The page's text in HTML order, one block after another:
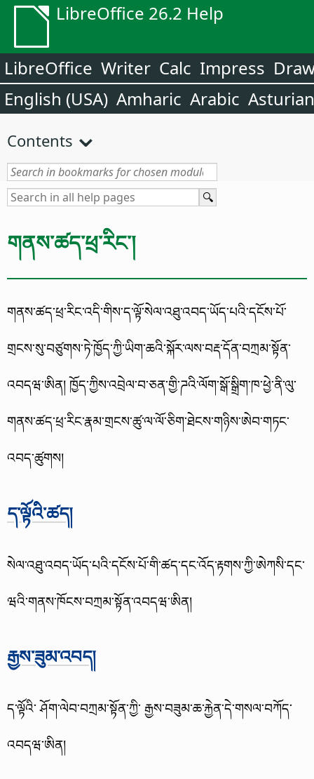
LibreOffice 26.2 Help
LibreOffice Writer Calc Impress
English (USA) Amharic Arabic Asturian
Contents
གནས་ཚད་ཕྲ་རིང་།
གནས་ཚད་ཕྲ་རིང་འདི་གིས་ད་ལྟོ་སེལ་འཐུ་འབད་ཡོད་པའི་དངོས་པོ་
གྲངས་སུ་བཙུགས་ཏེ་ཁྱོད་ཀྱི་ཡིག་ཆའི་སྐོར་ལས་བརྡ་དོན་བཀྲམ་སྟོན་
འབདཝ་ཨིན། ཁྱོད་ཀྱིས་འབྲེལ་བ་ཅན་གྱི་ཌའི་ལོག་སྒོ་སྒྲིག་ཁ་ཕྱེ་ནི་ལུ་
གནས་ཚད་ཕྲ་རིང་རྣམ་གྲངས་ཚུ་ལ་ལོ་ཅིག་ཐེངས་གཉིས་ཨེབ་གཏང་
འབད་ཚུགས།
ད་ལྟོའི་ཚད།
སེལ་འཐུ་འབད་ཡོད་པའི་དངོས་པོ་གི་ཚད་དང་འོད་རྟགས་ཀྱི་ཨེཀསི་དང་
ཝའི་གནས་ཁོངས་བཀྲམ་སྟོན་འབདཝ་ཨིན།
རྒྱས་ཟུམ་འབད།
ད་ལྟོའི་ ཤོག་ལེབ་བཀྲམ་སྟོན་ཀྱི་ རྒྱས་བཟུམ་ཆ་རྐྱེན་དེ་གསལ་བཀོད་
འབདཝ་ཨིན།